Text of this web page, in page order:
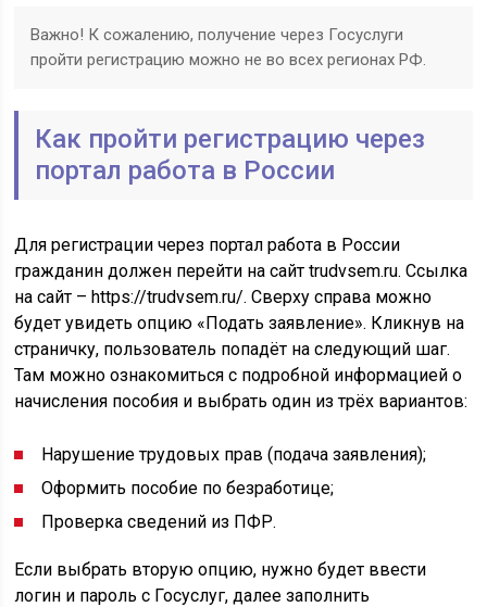
Важно! К сожалению, получение через Госуслуги
пройти регистрацию можно не во всех регионах РФ.
Как пройти регистрацию через
портал работа в России
Для регистрации через портал работа в России
гражданин должен перейти на сайт trudvsem.ru. Ссылка
на сайт – https://trudvsem.ru/. Сверху справа можно
будет увидеть опцию «Подать заявление». Кликнув на
страничку, пользователь попадёт на следующий шаг.
Там можно ознакомиться с подробной информацией о
начисления пособия и выбрать один из трёх вариантов:
Нарушение трудовых прав (подача заявления);
Оформить пособие по безработице;
Проверка сведений из ПФР.
Если выбрать вторую опцию, нужно будет ввести
логин и пароль с Госуслуг, далее заполнить